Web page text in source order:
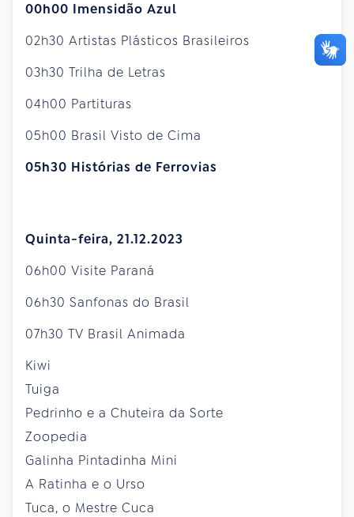
00h00 Imensidão Azul
02h30 Artistas Plásticos Brasileiros
03h30 Trilha de Letras
04h00 Partituras
05h00 Brasil Visto de Cima
05h30 Histórias de Ferrovias
Quinta-feira, 21.12.2023
06h00 Visite Paraná
06h30 Sanfonas do Brasil
07h30 TV Brasil Animada
Kiwi
Tuiga
Pedrinho e a Chuteira da Sorte
Zoopedia
Galinha Pintadinha Mini
A Ratinha e o Urso
Tuca, o Mestre Cuca